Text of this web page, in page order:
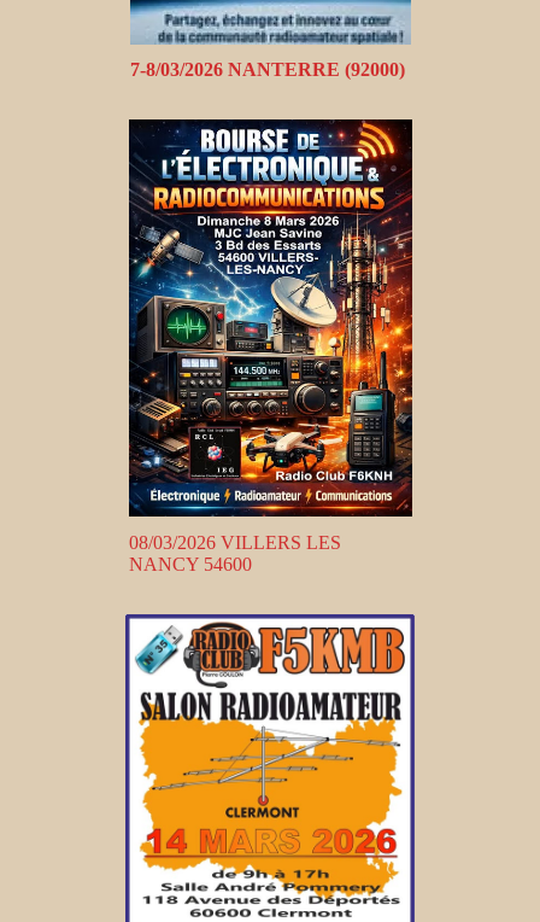
7-8/03/2026 NANTERRE (92000)
08/03/2026 VILLERS LES
NANCY 54600